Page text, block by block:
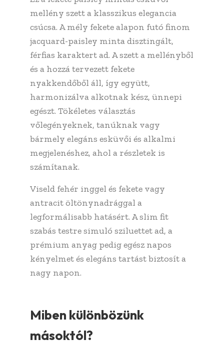
mellény szett a klasszikus elegancia
csúcsa. A mély fekete alapon futó finom
jacquard-paisley minta disztingált,
férfias karaktert ad. A szett a mellényből
és a hozzá tervezett fekete
nyakkendőből áll, így együtt,
harmonizálva alkotnak kész, ünnepi
egészt. Tökéletes választás
vőlegényeknek, tanúknak vagy
bármely elegáns esküvői és alkalmi
megjelenéshez, ahol a részletek is
számítanak.
Viseld fehér inggel és fekete vagy
antracit öltönynadrággal a
legformálisabb hatásért. A slim fit
szabás testre simuló sziluettet ad, a
prémium anyag pedig egész napos
kényelmet és elegáns tartást biztosít a
nagy napon.
Miben különbözünk
másoktól?